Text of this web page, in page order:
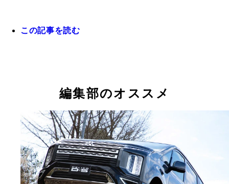
この記事を読む
編集部のオススメ